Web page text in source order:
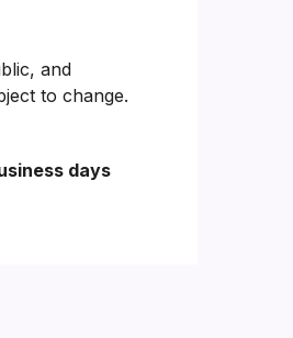
and
to change.
days